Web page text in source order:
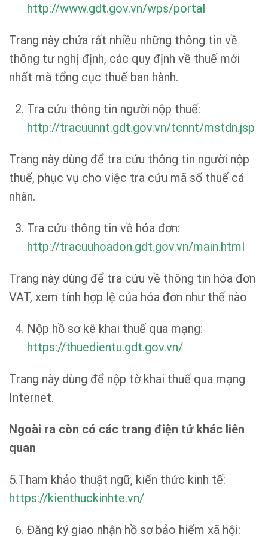
http://www.gdt.gov.vn/wps/portal
Trang này chứa rất nhiều những thông tin về
thông tư nghị định, các quy định về thuế mới
nhất mà tổng cục thuế ban hành.
Tra cứu thông tin người nộp thuế:
http://tracuunnt.gdt.gov.vn/tcnnt/mstdn.jsp
Trang này dùng để tra cứu thông tin người nộp
thuế, phục vụ cho việc tra cứu mã số thuế cá
nhân.
Tra cứu thông tin về hóa đơn:
http://tracuuhoadon.gdt.gov.vn/main.html
Trang này dùng để tra cứu về thông tin hóa đơn
VAT, xem tính hợp lệ của hóa đơn như thế nào
Nộp hồ sơ kê khai thuế qua mạng:
https://thuedientu.gdt.gov.vn/
Trang này dùng để nộp tờ khai thuế qua mạng
Internet.
Ngoài ra còn có các trang điện tử khác liên
quan
5.Tham khảo thuật ngữ, kiến thức kinh tế:
https://kienthuckinhte.vn/
Đăng ký giao nhận hồ sơ bảo hiểm xã hội: